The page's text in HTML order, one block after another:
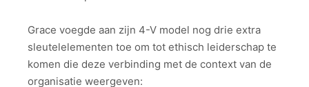
Grace voegde aan zijn 4-V model nog drie extra
sleutelelementen toe om tot ethisch leiderschap te
komen die deze verbinding met de context van de
organisatie weergeven: